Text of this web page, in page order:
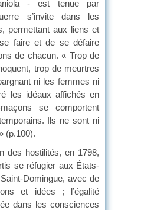
- est tenue par
s’invite dans les
permettant aux liens et
faire et de se défaire
de chacun. « Trop de
trop de meurtres
ni les femmes ni
les idéaux affichés en
se comportent
Ils ne sont ni
(p.100).
des hostilités, en 1798,
se réfugier aux États-
Domingue, avec de
et idées ; l’égalité
dans les consciences